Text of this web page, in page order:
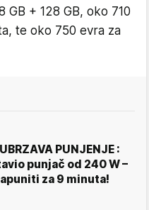
+ 128 GB, oko 710
te oko 750 evra za
PUNJENJE :
punjač od 240 W –
za 9 minuta!